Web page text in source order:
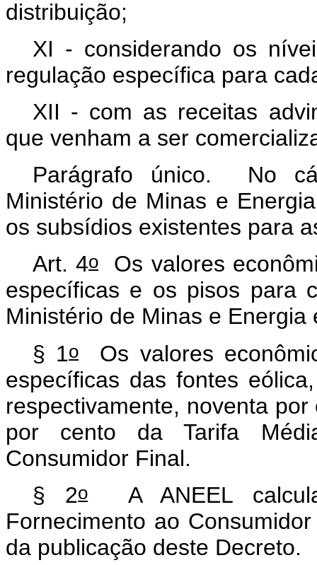
distribuição;
XI - considerando os
regulação específica para
XII - com as receitas
que venham a ser
Parágrafo único. No
Ministério de Minas e
os subsídios existentes para
Art. 4oOs valores
específicas e os pisos para
Ministério de Minas e
§ 1oOs valores
específicas das fontes
respectivamente, noventa
por cento da Tarifa
Consumidor Final.
§ 2oA ANEEL
Fornecimento ao
da publicação deste Decreto.